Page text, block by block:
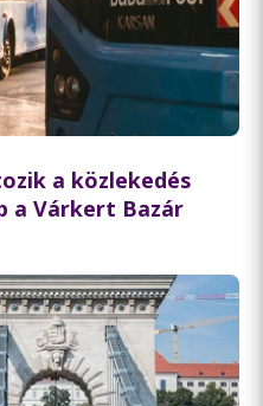
a közlekedés
a Várkert Bazár